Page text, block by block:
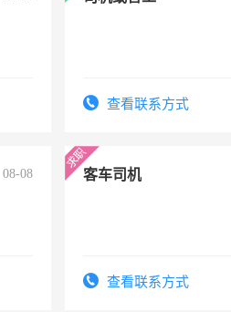
查看联系方式
08-08 客车司机
查看联系方式